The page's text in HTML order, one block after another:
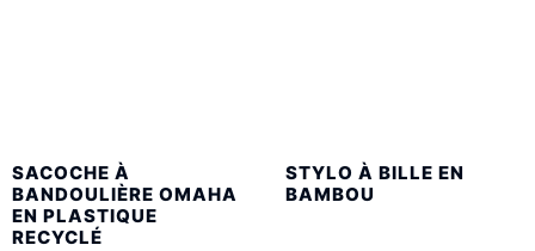
SACOCHE À
BANDOULIÈRE OMAHA
EN PLASTIQUE
RECYCLÉ
STYLO À BILLE EN
BAMBOU